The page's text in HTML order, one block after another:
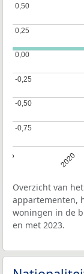
2020
-0,75
-0,75
-0,50
-0,50
-0,25
-0,25
0,00
0,00
0,25
0,25
0,50
0,50
Overzicht van
appartementen,
woningen in de
en met 2023.